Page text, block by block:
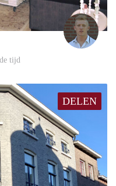
Tom
tijd
DELEN